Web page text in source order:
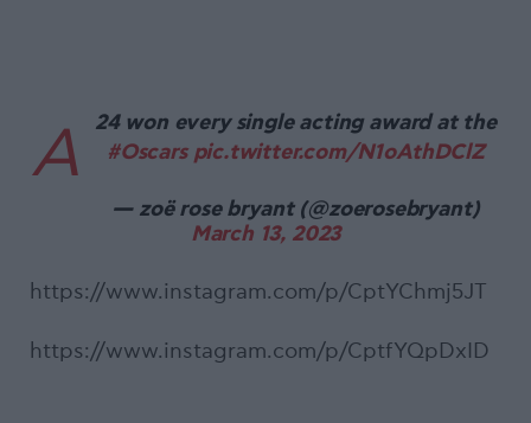
A
24 won every single acting award at the
#Oscars pic.twitter.com/N1oAthDClZ
— zoë rose bryant (@zoerosebryant)
March 13, 2023
https://www.instagram.com/p/CptYChmj5JT
https://www.instagram.com/p/CptfYQpDxID